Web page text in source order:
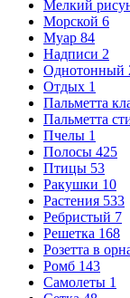
Мелкий
Морской 6
Муар 84
Надписи 2
Однотонный
Отдых 1
Пальметта
Пальметта
Пчелы 1
Полосы 425
Птицы 53
Ракушки 10
Растения 533
Ребристый 7
Решетка 168
Розетта в
Ромб 143
Самолеты 1